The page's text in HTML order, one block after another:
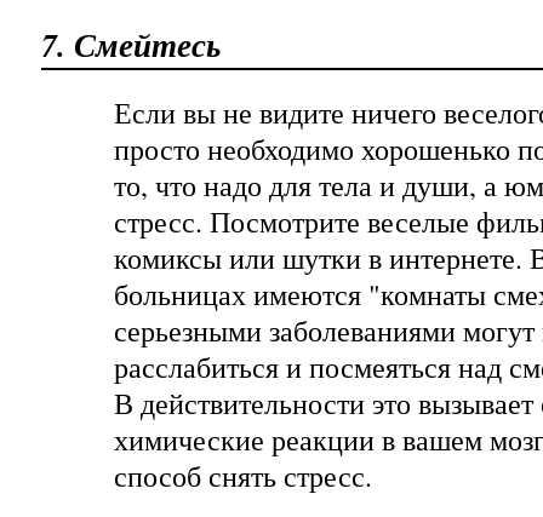
7. Смейтесь
Если вы не видите ничего
просто необходимо хорошенько
то, что надо для тела и души, а
стресс. Посмотрите веселые
комиксы или шутки в интернете.
больницах имеются "комнаты
серьезными заболеваниями
расслабиться и посмеяться над
В действительности это
химические реакции в вашем
способ снять стресс.